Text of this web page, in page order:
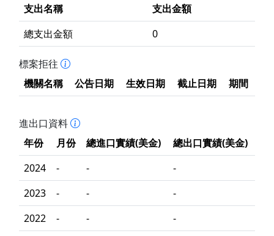
支出名稱
支出金額
總支出金額
0
標案拒往
機關名稱
公告日期 生效日期 截止日期 期間
進出口資料
年份
月份 總進口實績(美金)
總出口實績(美金)
2024
- -
-
2023
- -
-
2022
- -
-